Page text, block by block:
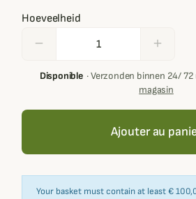
Hoeveelheid
remove add
Disponible·Verzonden binnen 24/ 72
magasin
Ajouter au
Your basket must contain at least €